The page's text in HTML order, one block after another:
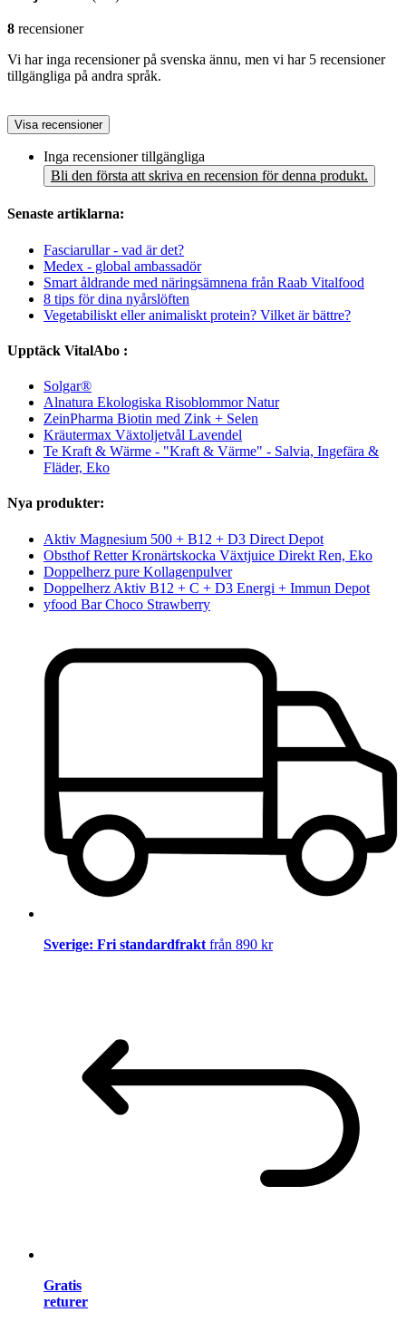
8 recensioner
Vi har inga recensioner på svenska ännu, men vi har 5 recensioner
tillgängliga på andra språk.
Visa recensioner
Inga recensioner tillgängliga
Bli den första att skriva en recension för denna produkt.
Senaste artiklarna:
Fasciarullar - vad är det?
Medex - global ambassadör
Smart åldrande med näringsämnena från Raab Vitalfood
8 tips för dina nyårslöften
Vegetabiliskt eller animaliskt protein? Vilket är bättre?
Upptäck VitalAbo :
Solgar®
Alnatura Ekologiska Risoblommor Natur
ZeinPharma Biotin med Zink + Selen
Kräutermax Växtoljetvål Lavendel
Te Kraft & Wärme - "Kraft & Värme" - Salvia, Ingefära &
Fläder, Eko
Nya produkter:
Aktiv Magnesium 500 + B12 + D3 Direct Depot
Obsthof Retter Kronärtskocka Växtjuice Direkt Ren, Eko
Doppelherz pure Kollagenpulver
Doppelherz Aktiv B12 + C + D3 Energi + Immun Depot
yfood Bar Choco Strawberry
Sverige: Fri standardfrakt från 890 kr
Gratis
returer